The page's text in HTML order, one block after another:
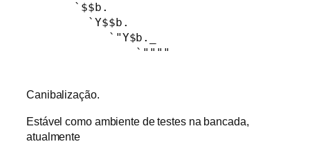
       `$$b.
         `Y$$b.
            `"Y$b._
                `""""
Canibalização.
Estável como ambiente de testes na bancada,
atualmente